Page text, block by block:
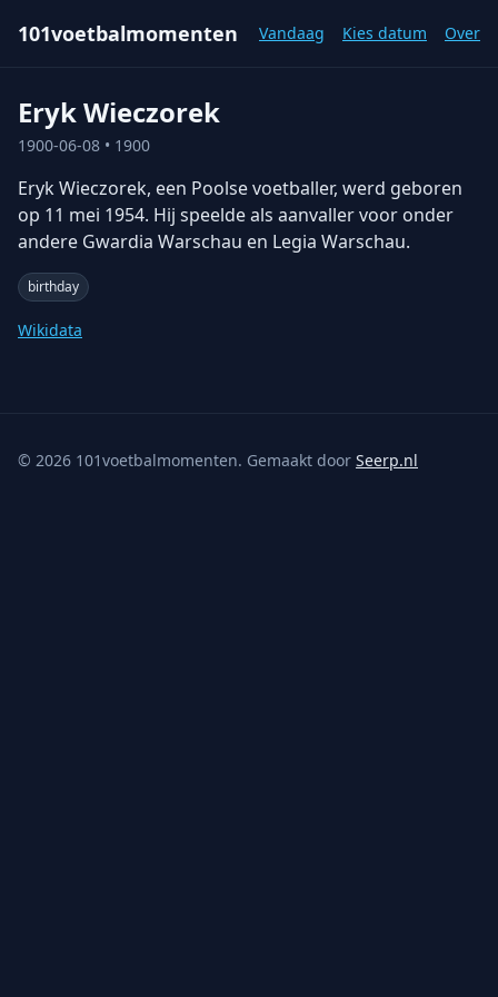
101voetbalmomenten Vandaag Kies datum Over
Eryk Wieczorek
1900-06-08 • 1900
Eryk Wieczorek, een Poolse voetballer, werd geboren
op 11 mei 1954. Hij speelde als aanvaller voor onder
andere Gwardia Warschau en Legia Warschau.
birthday
Wikidata
© 2026 101voetbalmomenten. Gemaakt door Seerp.nl